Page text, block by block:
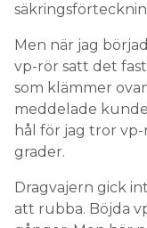
Men när jag
vp-rör satt det
som klämmer
meddelade
hål för jag tror
grader.
Dragvajern gick
att rubba. Böjda